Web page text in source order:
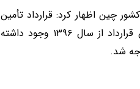
چین اظهار کرد: قرارداد تأمین
بیش از ۲ هزار واگن بین دولت ایران و کشور چین منعقد شده و این قرارداد از سال ۱۳۹۶ وجود داشته
شد.